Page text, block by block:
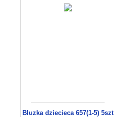
Bluzka dziecieca 657(1-5) 5szt